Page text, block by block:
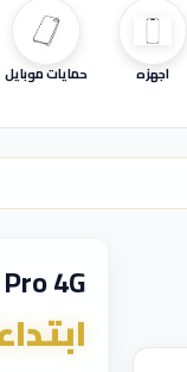
اجهزه حمايات موبايل
4G